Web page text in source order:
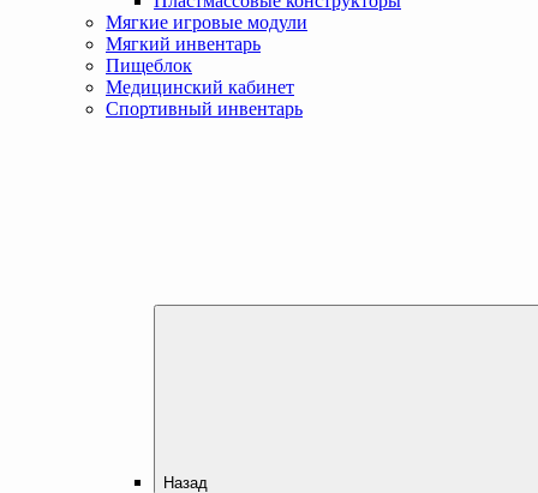
Мягкие игровые модули
Мягкий инвентарь
Пищеблок
Медицинский кабинет
Спортивный инвентарь
Назад